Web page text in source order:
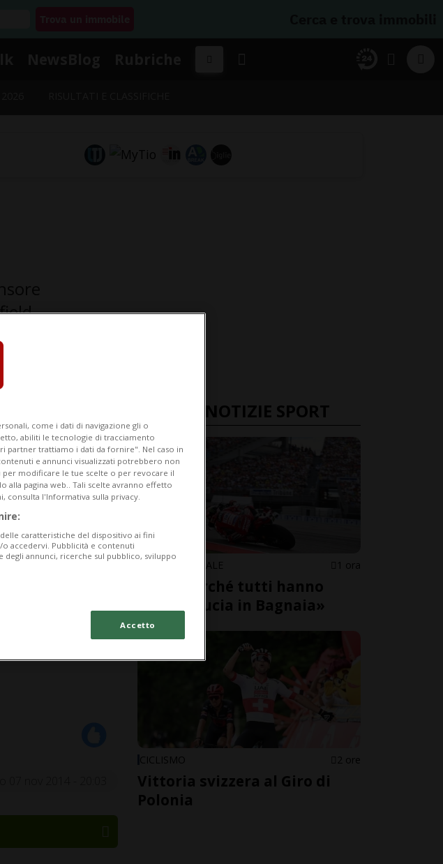
ULTIME NOTIZIE SPORT
MOTOMONDIALE 1 ora
«Ecco perché tutti hanno
perso fiducia in Bagnaia»
CICLISMO 2 ore
Vittoria svizzera al Giro di
Polonia
come i dati di navigazione gli o
abiliti le tecnologie di tracciamento
partner trattiamo i dati da fornire". Nel caso in
e annunci visualizzati potrebbero non
modificare le tue scelte o per revocare il
alla pagina web.. Tali scelte avranno effetto
consulta l'Informativa sulla privacy.
caratteristiche del dispositivo ai fini
accedervi. Pubblicità e contenuti
annunci, ricerche sul pubblico, sviluppo
Accetto